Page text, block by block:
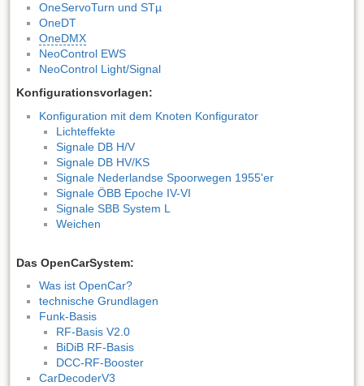
OneServoTurn und STµ
OneDT
OneDMX
NeoControl EWS
NeoControl Light/Signal
Konfigurationsvorlagen:
Konfiguration mit dem Knoten Konfigurator
Lichteffekte
Signale DB H/V
Signale DB HV/KS
Signale Nederlandse Spoorwegen 1955'er
Signale ÖBB Epoche IV-VI
Signale SBB System L
Weichen
Das OpenCarSystem:
Was ist OpenCar?
technische Grundlagen
Funk-Basis
RF-Basis V2.0
BiDiB RF-Basis
DCC-RF-Booster
CarDecoderV3